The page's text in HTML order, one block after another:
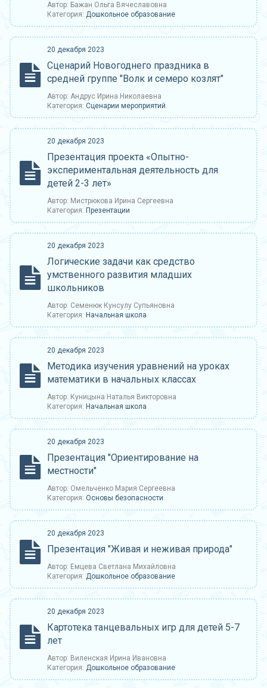
Автор: Бажан Ольга Вячеславовна
Категория: Дошкольное образование
20 декабря 2023
Сценарий Новогоднего праздника в
средней группе "Волк и семеро козлят"
Автор: Андрус Ирина Николаевна
Категория: Сценарии мероприятий
20 декабря 2023
Презентация проекта «Опытно-
экспериментальная деятельность для
детей 2-3 лет»
Автор: Мистрюкова Ирина Сергеевна
Категория: Презентации
20 декабря 2023
Логические задачи как средство
умственного развития младших
школьников
Автор: Семенюк Кунсулу Супьяновна
Категория: Начальная школа
20 декабря 2023
Методика изучения уравнений на уроках
математики в начальных классах
Автор: Куницына Наталья Викторовна
Категория: Начальная школа
20 декабря 2023
Презентация "Ориентирование на
местности"
Автор: Омельченко Мария Сергеевна
Категория: Основы безопасности
20 декабря 2023
Презентация "Живая и неживая природа"
Автор: Емцева Светлана Михайловна
Категория: Дошкольное образование
20 декабря 2023
Картотека танцевальных игр для детей 5-7
лет
Автор: Виленская Ирина Ивановна
Категория: Дошкольное образование